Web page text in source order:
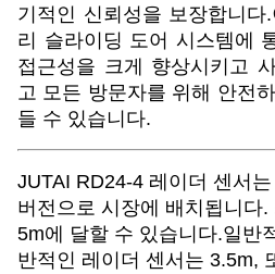
기적인 신뢰성을 보장합니
리 슬라이딩 도어 시스템에
접근성을 크게 향상시키고
고 모든 방문자를 위해 안전
들 수 있습니다.
JUTAI RD24-4 레이더 센서
버전으로 시장에 배치됩니다.
5m에 달할 수 있습니다.일반
반적인 레이더 센서는 3.5m,